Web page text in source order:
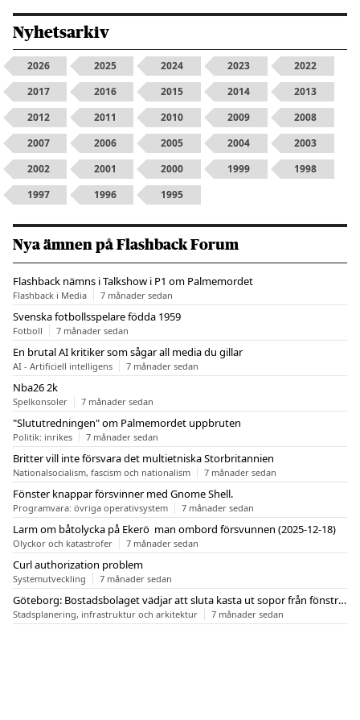
Nyhetsarkiv
2026 2025 2024 2023
2022
2017
2016 2015 2014
2013
2012
2011 2010 2009
2008
2007
2006 2005 2004
2003
2002
2001 2000 1999
1998
1997
1996 1995
Nya ämnen på Flashback Forum
Flashback nämns i Talkshow i P1 om Palmemordet
Flashback i Media 7 månader sedan
Svenska fotbollsspelare födda 1959
Fotboll 7 månader sedan
En brutal AI kritiker som sågar all media du gillar
AI - Artificiell intelligens 7 månader sedan
Nba26 2k
Spelkonsoler 7 månader sedan
"Slututredningen" om Palmemordet uppbruten
Politik: inrikes 7 månader sedan
Britter vill inte försvara det multietniska Storbritannien
Nationalsocialism, fascism och nationalism 7 månader sedan
Fönster knappar försvinner med Gnome Shell.
Programvara: övriga operativsystem 7 månader sedan
Larm om båtolycka på Ekerö  man ombord försvunnen (2025-12-18)
Olyckor och katastrofer 7 månader sedan
Curl authorization problem
Systemutveckling 7 månader sedan
Göteborg: Bostadsbolaget vädjar att sluta kasta ut sopor från fönstren
Stadsplanering, infrastruktur och arkitektur 7 månader sedan